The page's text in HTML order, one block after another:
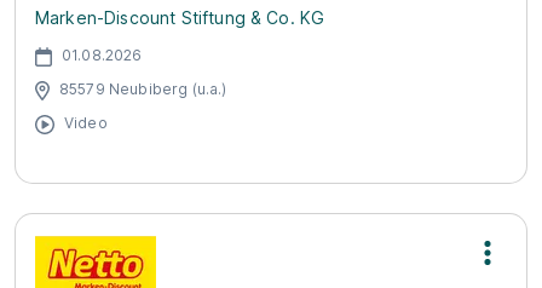
Marken-Discount Stiftung & Co. KG
01.08.2026
85579 Neubiberg (u.a.)
Video